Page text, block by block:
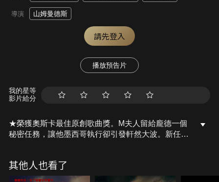
導演 山姆曼德斯
請先登入
播放預告片
我的星等
影片給分
★榮獲奧斯卡最佳原創歌曲獎。M夫人留給龐德一個
秘密任務，讓他墨西哥執行卻引發軒然大波。新任的
定私自行動前往羅馬展開調查，國際罪犯席亞拉的妻
子露西亞透露秘密組織惡魔黨的集會地點，而在惡魔
其他人也看了